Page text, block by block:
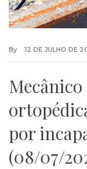
By 12 DE JULHO DE
por
(08/07/